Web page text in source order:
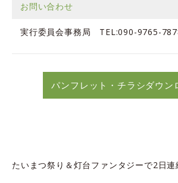
お問い合わせ
実行委員会事務局 TEL:090-9765-
パンフレット・チラシダウン
たいまつ祭り＆灯台ファンタジーで2日連